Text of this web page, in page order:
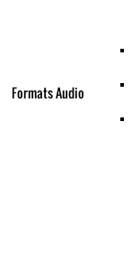
Formats Audio